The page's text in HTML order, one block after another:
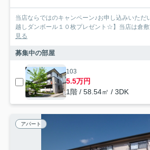
当店ならではのキャンペーン♪お申し込みいただ
越しダンボール１０枚プレゼント☆】当店は倉
見る
募集中の部屋
103
5.5万円
1階 / 58.54㎡ / 3DK
アパート